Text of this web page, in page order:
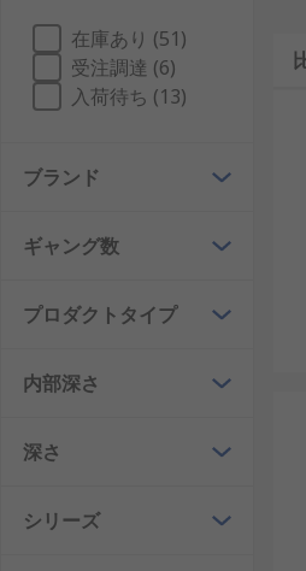
在庫あり (51)
受注調達 (6)
入荷待ち (13)
ブランド
ギャング数
プロダクトタイプ
内部深さ
深さ
シリーズ